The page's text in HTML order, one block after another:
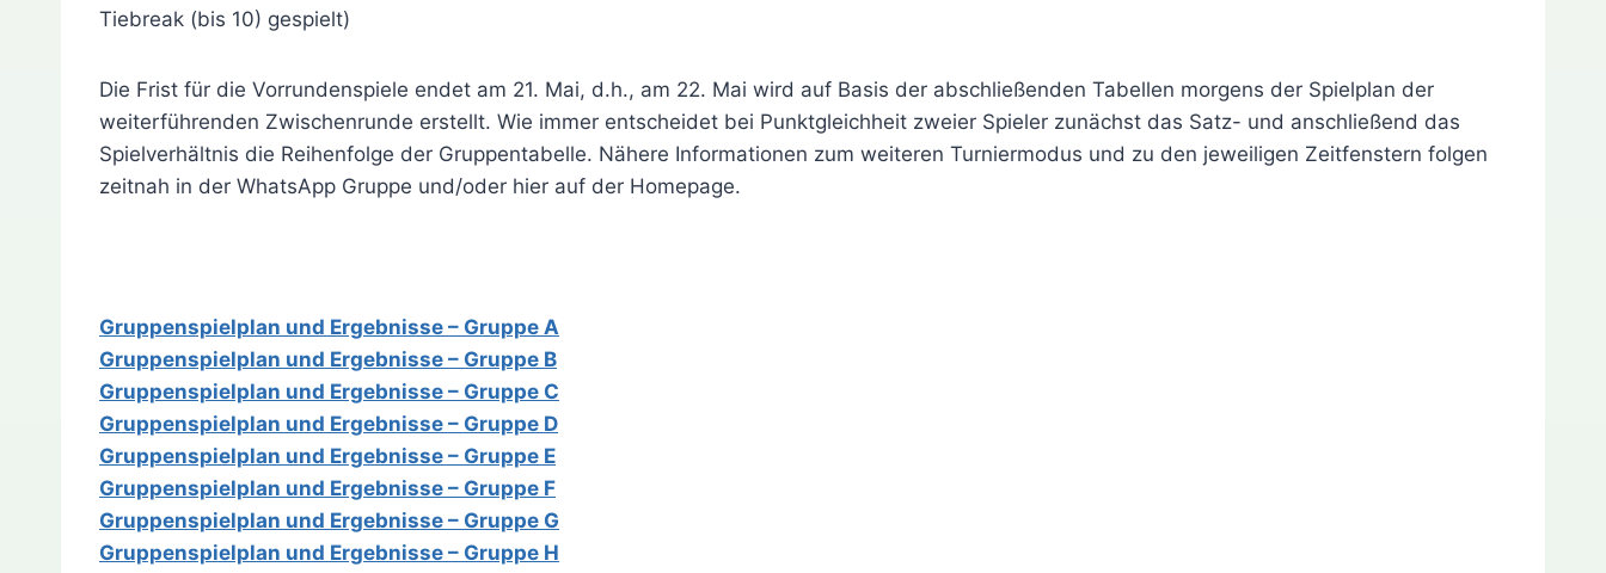
Tiebreak (bis 10) gespielt)
Die Frist für die Vorrundenspiele endet am 21. Mai, d.h., am 22. Mai wird auf Basis der abschließenden Tabellen morgens der Spielplan der
weiterführenden Zwischenrunde erstellt. Wie immer entscheidet bei Punktgleichheit zweier Spieler zunächst das Satz- und anschließend das
Spielverhältnis die Reihenfolge der Gruppentabelle. Nähere Informationen zum weiteren Turniermodus und zu den jeweiligen Zeitfenstern folgen
zeitnah in der WhatsApp Gruppe und/oder hier auf der Homepage.
Gruppenspielplan und Ergebnisse – Gruppe A
Gruppenspielplan und Ergebnisse – Gruppe B
Gruppenspielplan und Ergebnisse – Gruppe C
Gruppenspielplan und Ergebnisse – Gruppe D
Gruppenspielplan und Ergebnisse – Gruppe E
Gruppenspielplan und Ergebnisse – Gruppe F
Gruppenspielplan und Ergebnisse – Gruppe G
Gruppenspielplan und Ergebnisse – Gruppe H